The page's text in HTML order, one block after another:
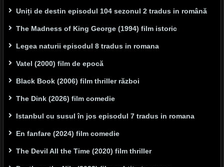
Uniți de destin episodul 104 sezonul 2 tradus in română
The Madness of King George (1994) film istoric
Legea naturii episodul 8 tradus in romana
Vatel (2000) film de epocă
Black Book (2006) film thriller război
The Dink (2026) film comedie
Istanbul cu susul în jos episodul 7 tradus in romana
En fanfare (2024) film comedie
The Devil All the Time (2020) film thriller